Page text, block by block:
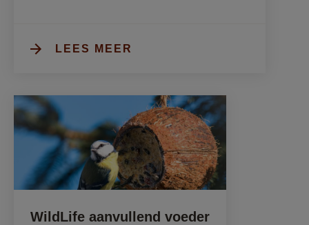
LEES MEER
WildLife aanvullend voeder